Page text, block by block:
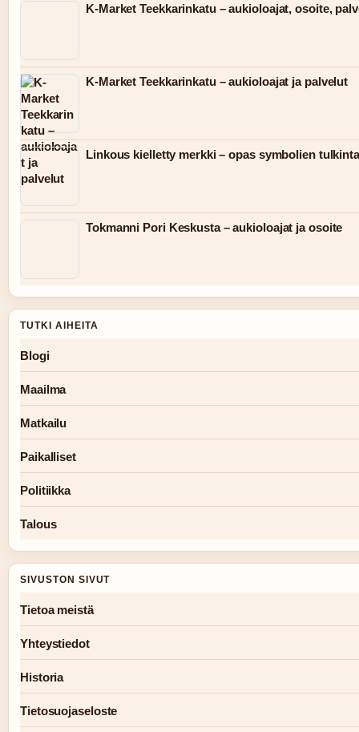
K-Market Teekkarinkatu – aukioloajat, osoite,
K-Market Teekkarinkatu – aukioloajat ja palvelut
Linkous kielletty merkki – opas symbolien
Tokmanni Pori Keskusta – aukioloajat ja osoite
TUTKI AIHEITA
Blogi
Maailma
Matkailu
Paikalliset
Politiikka
Talous
SIVUSTON SIVUT
Tietoa meistä
Yhteystiedot
Historia
Tietosuojaseloste